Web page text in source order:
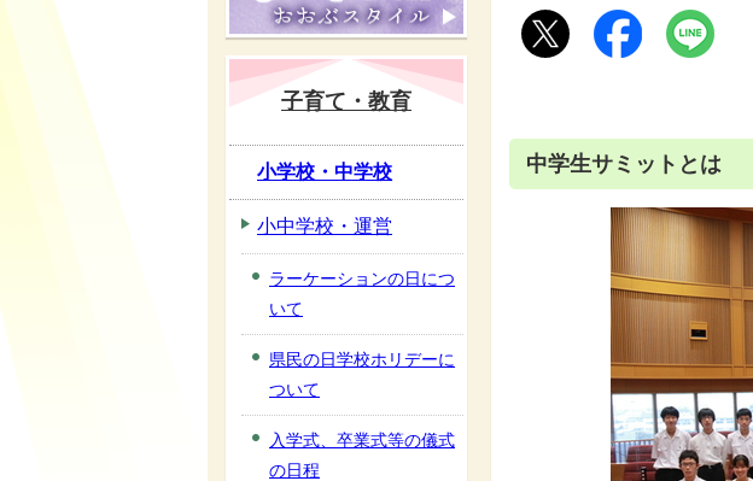
中学生サミットとは
子育て・教育
小学校・中学校
小中学校・運営
ラーケーションの日につ
いて
県民の日学校ホリデーに
ついて
入学式、卒業式等の儀式
の日程